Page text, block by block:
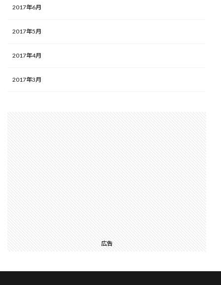
2017年6月
2017年5月
2017年4月
2017年3月
広告